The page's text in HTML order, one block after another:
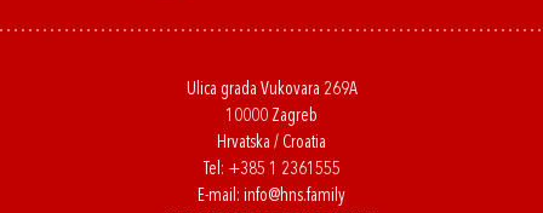
Ulica grada Vukovara 269A
10000 Zagreb
Hrvatska / Croatia
Tel: +385 1 2361555
E-mail: info@hns.family